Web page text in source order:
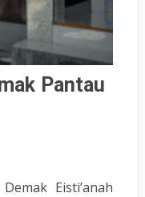
Pantau
Eisti’anah